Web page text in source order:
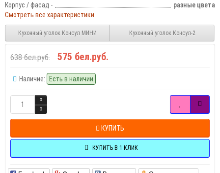
Корпус / фасад -
разные цвета
Смотреть все характеристики
Кухонный уголок Консул МИНИ Кухонный уголок Консул-2
638 бел.руб. 575 бел.руб.
Наличие: Есть в наличии
КУПИТЬ
КУПИТЬ В 1 КЛИК